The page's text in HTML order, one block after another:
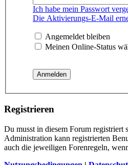
Ich habe mein Passwort
Die Aktivierungs-E-Mail
Angemeldet bleiben
Meinen Online-Status
Registrieren
Du musst in diesem Forum
Administration kann registrierten
auch die jeweiligen Forenregeln,